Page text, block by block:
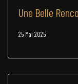
Une Belle
25 Mai 2025